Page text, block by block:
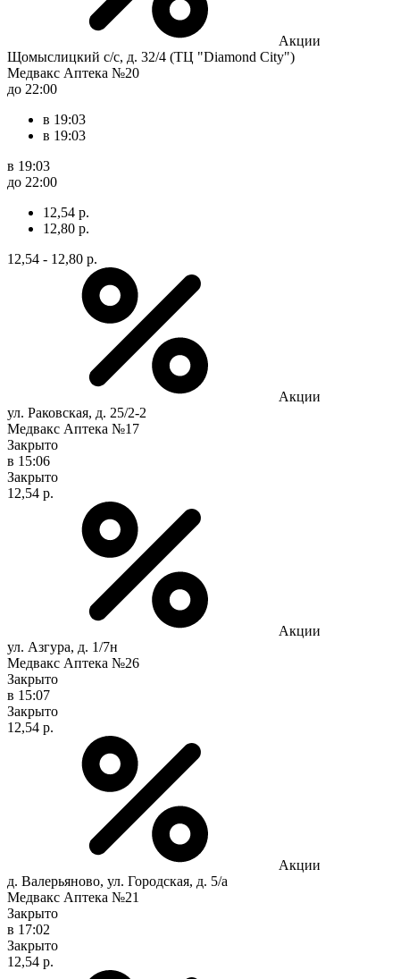
Акции
Щомыслицкий с/с, д. 32/4 (ТЦ "Diamond City")
Медвакс Аптека №20
до 22:00
в 19:03
в 19:03
в 19:03
до 22:00
12,54 р.
12,80 р.
12,54 - 12,80 р.
Акции
ул. Раковская, д. 25/2-2
Медвакс Аптека №17
Закрыто
в 15:06
Закрыто
12,54 р.
Акции
ул. Азгура, д. 1/7н
Медвакс Аптека №26
Закрыто
в 15:07
Закрыто
12,54 р.
Акции
д. Валерьяново, ул. Городская, д. 5/а
Медвакс Аптека №21
Закрыто
в 17:02
Закрыто
12,54 р.